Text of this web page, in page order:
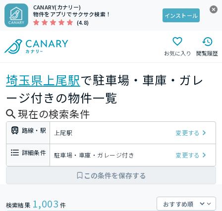
CANARY(カナリー)
物件をアプリでサクサク検索！
(4.8)
インストール
お気に入り 閲覧履歴
埼玉県上尾駅で駐車場・車庫・ガレ
ージ付きの物件一覧
現在の検索条件
路線・駅 上尾駅 変更する
詳細条件 駐車場・車庫・ガレージ付き 変更する
この条件を保存する
検索結果 1,003 件